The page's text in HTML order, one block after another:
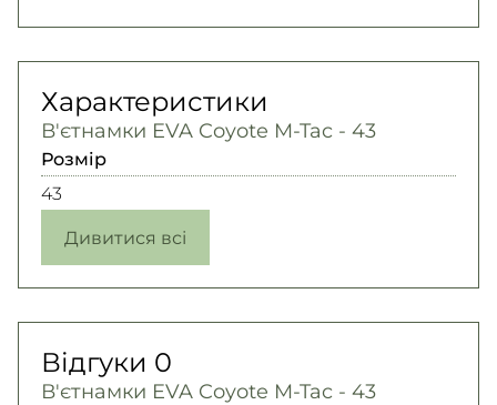
Характеристики
В'єтнамки EVA Coyote M-Tac - 43
Розмір
43
Дивитися всі
Відгуки 0
В'єтнамки EVA Coyote M-Tac - 43